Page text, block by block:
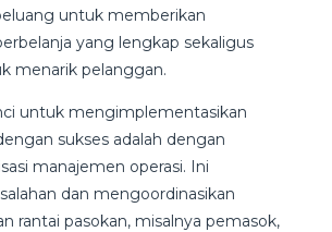
untuk memberikan
yang lengkap sekaligus
menarik pelanggan.
untuk mengimplementasikan
sukses adalah dengan
manajemen operasi. Ini
dan mengoordinasikan
rantai pasokan, misalnya pemasok,